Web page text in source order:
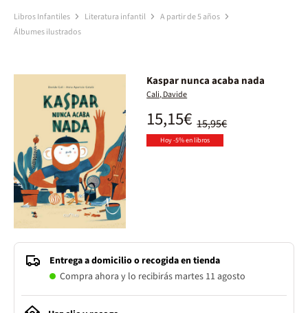
Libros Infantiles Literatura infantil
A partir de 5 años
Álbumes ilustrados
Kaspar nunca acaba nada
Cali, Davide
15,95€
15,15€
Hoy -5% en libros
Entrega a domicilio o recogida en tienda
Compra ahora y lo recibirás martes 11 agosto